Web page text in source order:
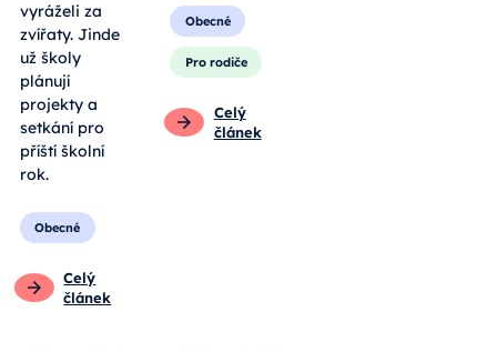
vyráželi za
zvířaty. Jinde
už školy
plánují
projekty a
setkání pro
příští školní
rok.
Obecné
Celý
článek
Obecné
Pro rodiče
Celý
článek